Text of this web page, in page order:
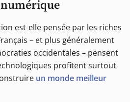
est-elle pensée par les riches
– et plus généralement
occidentales – pensent
profitent surtout
un monde meilleur